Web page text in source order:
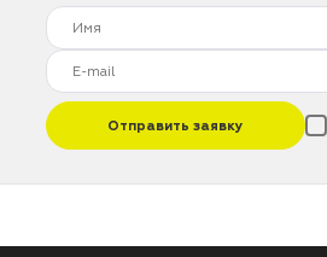
Отправить заявку